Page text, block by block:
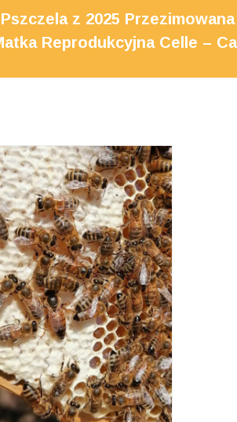
z 2025
Reprodukcyjna Celle –